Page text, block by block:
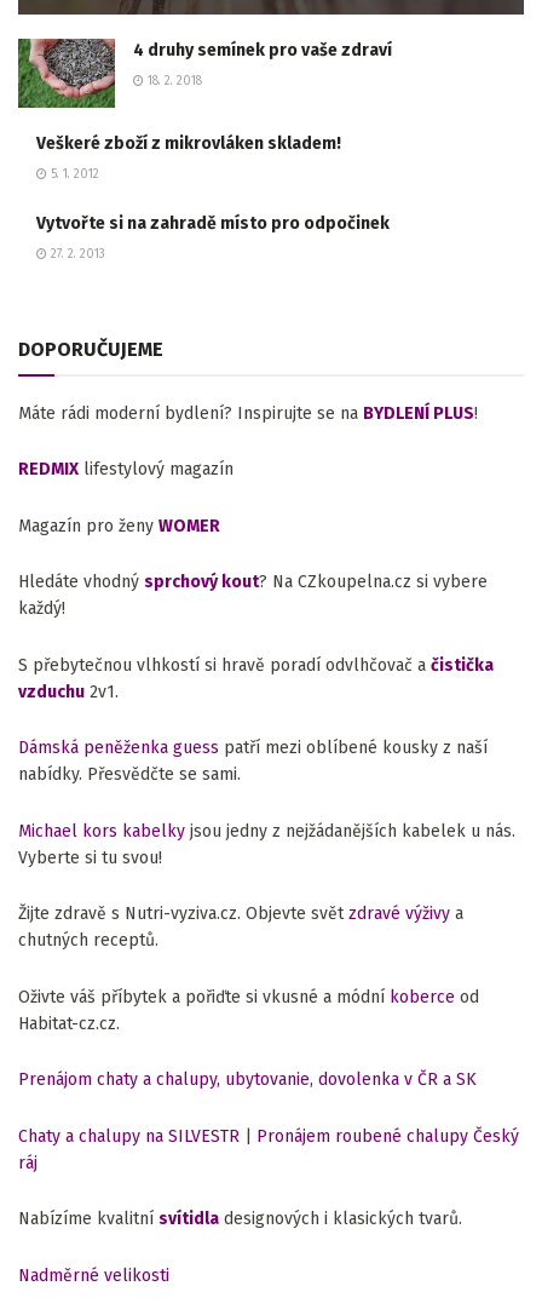
4 druhy semínek pro vaše zdraví
18. 2. 2018
Veškeré zboží z mikrovláken skladem!
5. 1. 2012
Vytvořte si na zahradě místo pro odpočinek
27. 2. 2013
DOPORUČUJEME
Máte rádi moderní bydlení? Inspirujte se na BYDLENÍ PLUS!
REDMIX lifestylový magazín
Magazín pro ženy WOMER
Hledáte vhodný sprchový kout? Na CZkoupelna.cz si vybere
každý!
S přebytečnou vlhkostí si hravě poradí odvlhčovač a čistička
vzduchu 2v1.
Dámská peněženka guess patří mezi oblíbené kousky z naší
nabídky. Přesvědčte se sami.
Michael kors kabelky jsou jedny z nejžádanějších kabelek u nás.
Vyberte si tu svou!
Žijte zdravě s Nutri-vyziva.cz. Objevte světzdravé výživy a
chutných receptů.
Oživte váš příbytek a pořiďte si vkusné a módní koberce od
Habitat-cz.cz.
Prenájom chaty a chalupy, ubytovanie, dovolenka v ČR a SK
Chaty a chalupy na SILVESTR
Pronájem roubené chalupy Český
ráj
Nabízíme kvalitní svítidla designových i klasických tvarů.
Nadměrné velikosti